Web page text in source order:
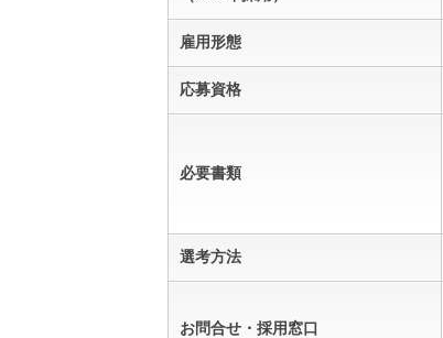
雇用形態
応募資格
必要書類
選考方法
お問合せ・採用窓口